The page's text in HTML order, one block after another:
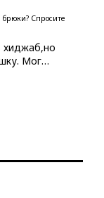
Спросите
хиджаб,но
Мог…